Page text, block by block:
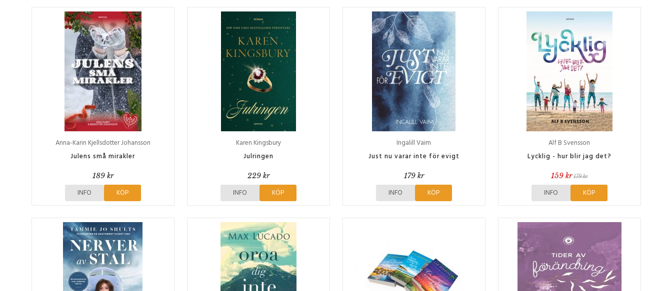
Anna-Karin Kjellsdotter Johansson
Julens små mirakler
189 kr
INFO KÖP
Karen Kingsbury
Julringen
229 kr
INFO KÖP
Ingalill Vaim
Just nu varar inte för evigt
179 kr
INFO KÖP
Alf B Svensson
Lycklig - hur blir jag det?
159 kr 179 kr
INFO KÖP